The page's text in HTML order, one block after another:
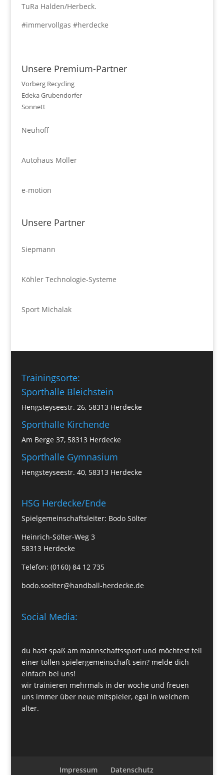
TuRa Halden/Herbeck.
#immervollgas #herdecke
Unsere Premium-Partner
Vorberg Recycling
Edeka Grubendorfer
Sonnett
Neuhoff
Autohaus Möller
e-motion
Unsere Partner
Siepmann
Köhler Technologie-Systeme
Sport Michalak
Trainingsorte:
Sporthalle Bleichstein
Hengsteyseestr. 26, 58313 Herdecke
Sporthalle Kirchende
Am Berge 37, 58313 Herdecke
Sporthalle Gymnasium
Hengsteyseestr. 40, 58313 Herdecke
HSG Herdecke/Ende
Spielgemeinschaftsleiter: Bodo Sölter
Heinrich-Sölter-Weg 3
58313 Herdecke
Telefon: (0160) 84 12 735
bodo.soelter@handball-herdecke.de
Social Media:
du hast spaß am mannschaftssport und möchtest teil
einer tollen spielergemeinschaft sein? melde dich
einfach bei uns!
wir trainieren mehrmals in der woche und freuen
uns immer über neue mitspieler, egal in welchem
alter.
Impressum Datenschutz